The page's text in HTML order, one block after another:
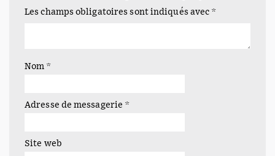
C'était un soir sur C8, je suis tombé l'espace de quelques
Les champs obligatoires sont indiqués avec *
Nom *
Adresse de messagerie *
Site web